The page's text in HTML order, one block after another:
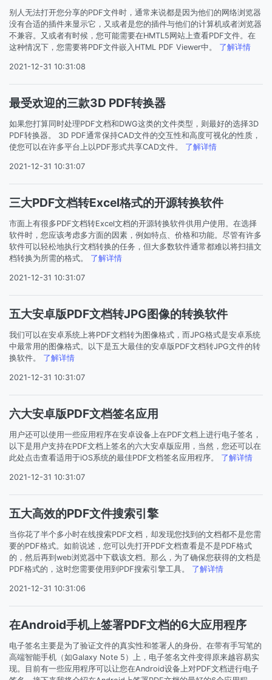
别人无法打开您分享的PDF文件时，通常来说都是因为他们的网络浏览器
没有合适的插件来显示它，又或者是您的插件与他们的计算机或者浏览器
不兼容。又或者有时候，您可能需要在HMTL5网站上查看PDF文件。在
这种情况下，您需要将PDF文件嵌入HTML PDF Viewer中。 了解详情
2021-12-31 10:31:08
最受欢迎的三款3D PDF转换器
如果您打算同时处理PDF文档和DWG这类的文件类型，则最好的选择3D
PDF转换器。 3D PDF通常保持CAD文件的交互性和高度可视化的性质，
使您可以在许多平台上以PDF形式共享CAD文件。 了解详情
2021-12-31 10:31:07
三大PDF文档转Excel格式的开源转换软件
市面上有很多PDF文档转Excel文档的开源转换软件供用户使用。在选择
软件时，您应该考虑多方面的因素，例如特点、价格和功能。尽管有许多
软件可以轻松地执行文档转换的任务，但大多数软件通常都难以将扫描文
档转换为所需的格式。 了解详情
2021-12-31 10:31:07
五大安卓版PDF文档转JPG图像的转换软件
我们可以在安卓系统上将PDF文档转为图像格式，而JPG格式是安卓系统
中最常用的图像格式。以下是五大最佳的安卓版PDF文档转JPG文件的转
换软件。 了解详情
2021-12-31 10:31:07
六大安卓版PDF文档签名应用
用户还可以使用一些应用程序在安卓设备上在PDF文档上进行电子签名，
以下是用户支持在PDF文档上签名的六大安卓版应用，当然，您还可以在
此处点击查看适用于iOS系统的最佳PDF文档签名应用程序。 了解详情
2021-12-31 10:31:07
五大高效的PDF文件搜索引擎
当你花了半个多小时在线搜索PDF文档，却发现您找到的文档都不是您需
要的PDF格式。如前说述，您可以先打开PDF文档查看是不是PDF格式
的，然后再到web浏览器中下载该文档。那么，为了确保您获得的文档是
PDF格式的，这时您需要使用到PDF搜索引擎工具。 了解详情
2021-12-31 10:31:06
在Android手机上签署PDF文档的6大应用程序
电子签名主要是为了验证文件的真实性和签署人的身份。在带有手写笔的
高端智能手机（如Galaxy Note 5）上，电子签名文件变得原来越容易实
现。目前有一些应用程序可以让您在Android设备上对PDF文档进行电子